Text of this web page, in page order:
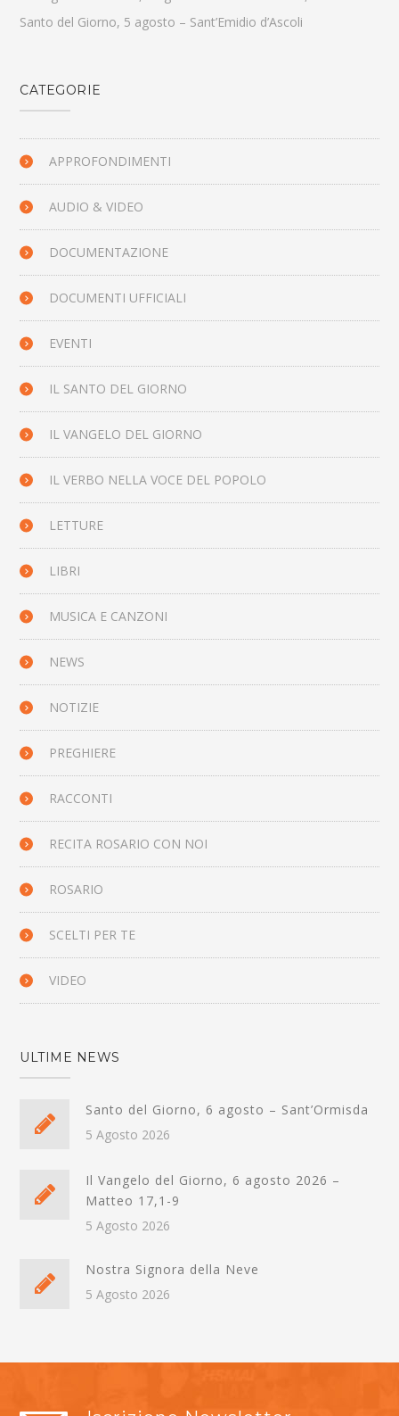
Santo del Giorno, 5 agosto – Sant’Emidio d’Ascoli
CATEGORIE
APPROFONDIMENTI
AUDIO & VIDEO
DOCUMENTAZIONE
DOCUMENTI UFFICIALI
EVENTI
IL SANTO DEL GIORNO
IL VANGELO DEL GIORNO
IL VERBO NELLA VOCE DEL POPOLO
LETTURE
LIBRI
MUSICA E CANZONI
NEWS
NOTIZIE
PREGHIERE
RACCONTI
RECITA ROSARIO CON NOI
ROSARIO
SCELTI PER TE
VIDEO
ULTIME NEWS
Santo del Giorno, 6 agosto – Sant’Ormisda
5 Agosto 2026
Il Vangelo del Giorno, 6 agosto 2026 –
Matteo 17,1-9
5 Agosto 2026
Nostra Signora della Neve
5 Agosto 2026